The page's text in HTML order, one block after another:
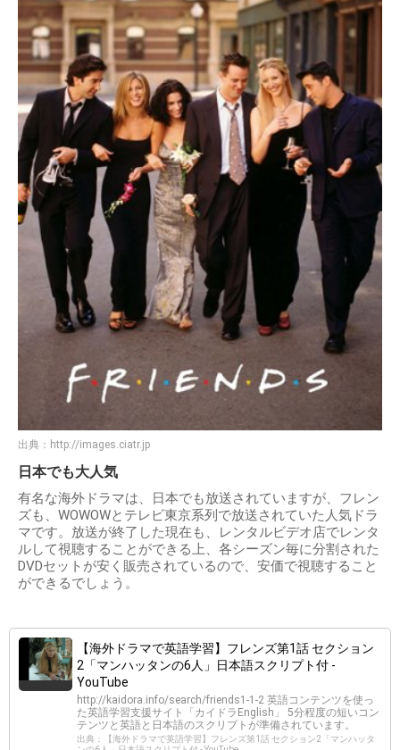
出典： http://images.ciatr.jp
日本でも大人気
有名な海外ドラマは、日本でも放送されていますが、フレン
ズも、WOWOWとテレビ東京系列で放送されていた人気ドラ
マです。放送が終了した現在も、レンタルビデオ店でレンタ
ルして視聴することができる上、各シーズン毎に分割された
DVDセットが安く販売されているので、安価で視聴すること
ができるでしょう。
【海外ドラマで英語学習】フレンズ第1話 セクション
2「マンハッタンの6人」日本語スクリプト付 -
YouTube
http://kaidora.info/search/friends1-1-2 英語コンテンツを使っ
た英語学習支援サイト「カイドラEnglish」 5分程度の短いコン
テンツと英語と日本語のスクリプトが準備されています。
出典：【海外ドラマで英語学習】フレンズ第1話 セクション2「マンハッタ